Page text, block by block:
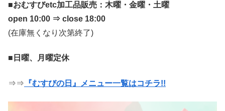
■おむすびetc加工品販売：木曜・金曜・土曜
open 10:00 ⇒ close 18:00
(在庫無くなり次第終了)
■日曜、月曜定休
⇒⇒ 『むすびの日』メニュー一覧はコチラ!!